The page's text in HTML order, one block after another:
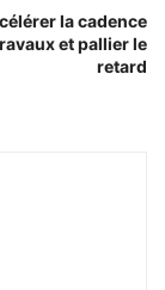
la cadence
et pallier le
retard